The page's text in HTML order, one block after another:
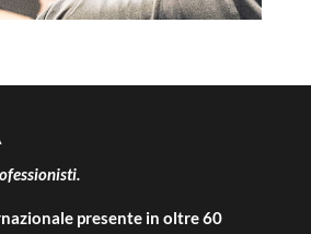
presente in oltre 60